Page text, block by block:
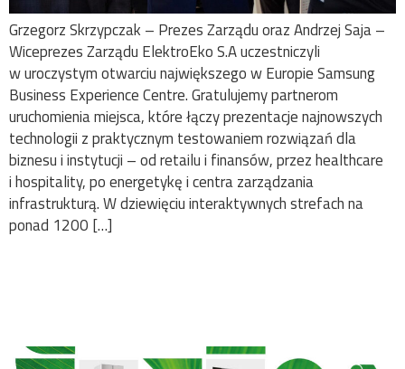
Grzegorz Skrzypczak – Prezes Zarządu oraz Andrzej Saja –
Wiceprezes Zarządu ElektroEko S.A uczestniczyli
w uroczystym otwarciu największego w Europie Samsung
Business Experience Centre. Gratulujemy partnerom
uruchomienia miejsca, które łączy prezentacje najnowszych
technologii z praktycznym testowaniem rozwiązań dla
biznesu i instytucji – od retailu i finansów, przez healthcare
i hospitality, po energetykę i centra zarządzania
infrastrukturą. W dziewięciu interaktywnych strefach na
ponad 1200 […]